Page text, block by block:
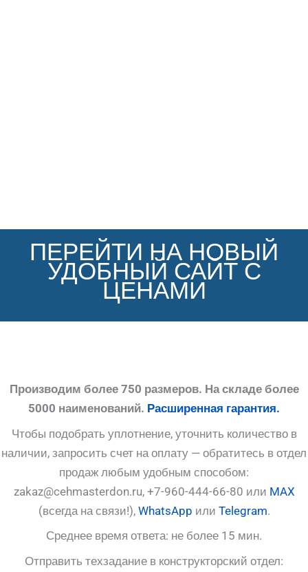
ПЕРЕЙТИ НА НОВЫЙ
УДОБНЫЙ САЙТ С
ЦЕНАМИ
Производим более 750 размеров. На складе более
5000 наименований. Расширенная гарантия.
Чтобы подобрать уплотнение, уточнить количество в
наличии, запросить счет на оплату — обратитесь в отдел
продаж любым удобным способом:
zakaz@cehmasterdon.ru, +7-960-444-66-80 или MAX
(всегда на связи!), WhatsApp или Telegram.
Среднее время ответа: не более 15 мин.
Отправить техзадание в конструкторский отдел: